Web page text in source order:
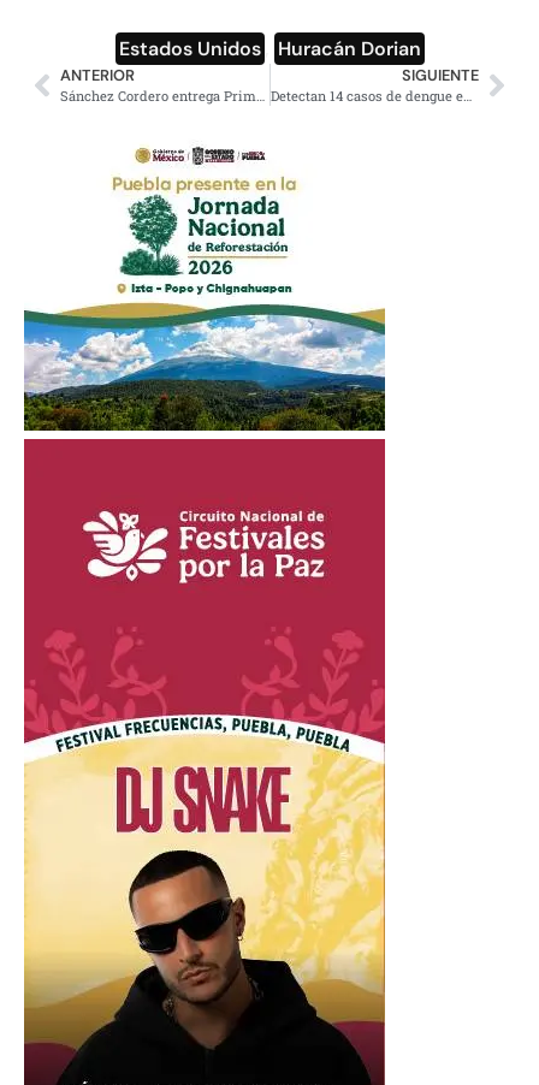
Estados Unidos Huracán Dorian
ANTERIOR
Sánchez Cordero entrega Primer Informe al Congreso de la Unión
SIGUIENTE
Detectan 14 casos de dengue en Sonora durante 2019